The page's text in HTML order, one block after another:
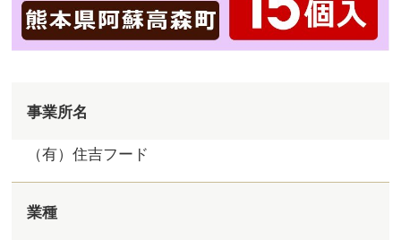
事業所名
（有）住吉フード
業種